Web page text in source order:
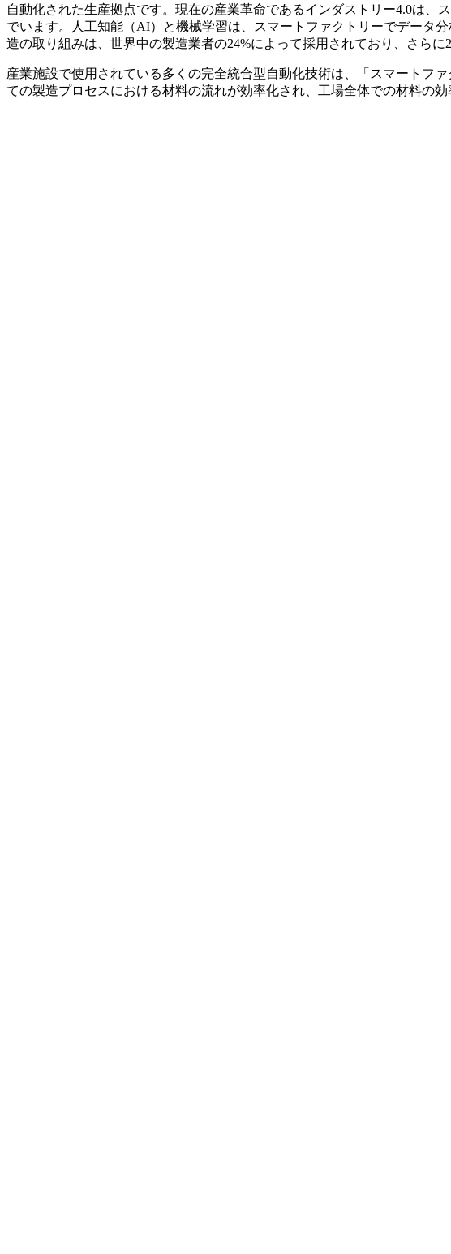
自動化された生産拠点です。現在の産業革命であるインダストリー4.0は、
でいます。人工知能（AI）と機械学習は、スマートファクトリーでデータ
造の取り組みは、世界中の製造業者の24%によって採用されており、さらに
産業施設で使用されている多くの完全統合型自動化技術は、「スマートフ
ての製造プロセスにおける材料の流れが効率化され、工場全体での材料の効